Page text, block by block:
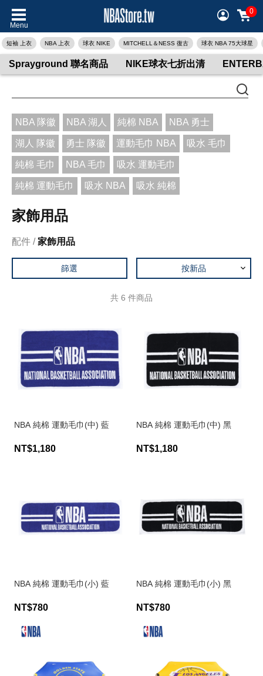
Menu
0
短袖 上衣 NBA 上衣 球衣 NIKE MITCHELL＆NESS 復古 球衣 NBA 75大球星
Sprayground 聯名商品 NIKE球衣七折出清
NBA 隊徽 NBA 湖人 純棉 NBA NBA 勇士
湖人 隊徽 勇士 隊徽 運動毛巾 NBA 吸水 毛巾
純棉 毛巾 NBA 毛巾 吸水 運動毛巾
純棉 運動毛巾 吸水 NBA 吸水 純棉
家飾用品
配件 家飾用品
篩選 按新品
共 6 件商品
NBA 純棉 運動毛巾(中) 藍
NT$1,180
NBA 純棉 運動毛巾(中) 黑
NT$1,180
NBA 純棉 運動毛巾(小) 藍
NT$780
NBA 純棉 運動毛巾(小) 黑
NT$780